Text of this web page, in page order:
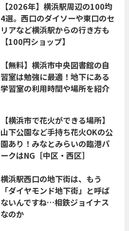
【2026年】横浜駅周辺の100均
4選。西口のダイソーや東口のセ
リアなど横浜駅からの行き方も
【100円ショップ】
【無料】横浜市中央図書館の自
習室は勉強に最適！地下にある
学習室の利用時間や場所を紹介
【横浜市で花火ができる場所】
山下公園など手持ち花火OKの公
園あり！みなとみらいの臨港パ
ークはNG［中区・西区］
横浜駅西口の地下街は、もう
「ダイヤモンド地下街」と呼ば
ないんですね…相鉄ジョイナス
なのか